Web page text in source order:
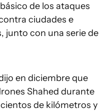
de los ataques
ciudades e
junto con una serie de
en diciembre que
Shahed durante
de kilómetros y